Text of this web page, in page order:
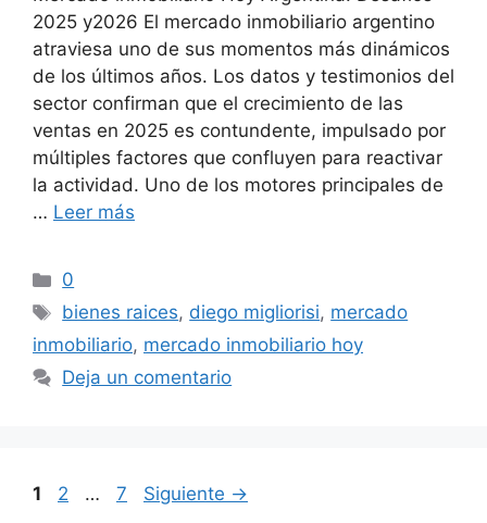
2025 y2026 El mercado inmobiliario argentino
atraviesa uno de sus momentos más dinámicos
de los últimos años. Los datos y testimonios del
sector confirman que el crecimiento de las
ventas en 2025 es contundente, impulsado por
múltiples factores que confluyen para reactivar
la actividad. Uno de los motores principales de
… Leer más
Categorías
0
Etiquetas
bienes raices, diego migliorisi, mercado
inmobiliario, mercado inmobiliario hoy
Deja un comentario
Página
1 Página
2 … Página
7 Siguiente →